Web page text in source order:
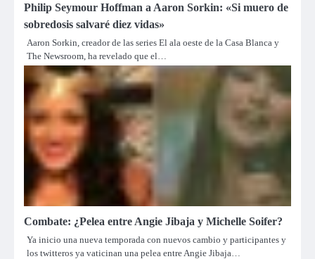
Philip Seymour Hoffman a Aaron Sorkin: «Si muero de
sobredosis salvaré diez vidas»
Aaron Sorkin, creador de las series El ala oeste de la Casa Blanca y
The Newsroom, ha revelado que el…
Combate: ¿Pelea entre Angie Jibaja y Michelle Soifer?
Ya inicio una nueva temporada con nuevos cambio y participantes y
los twitteros ya vaticinan una pelea entre Angie Jibaja…